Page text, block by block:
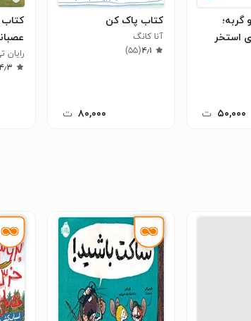
استخر
۵۰,۰۰۰ ت
کتاب پاک ‌کن
آنا کانگ
۴٫۱(۵۵)
۸۰,۰۰۰ ت
رایان
۴٫۳